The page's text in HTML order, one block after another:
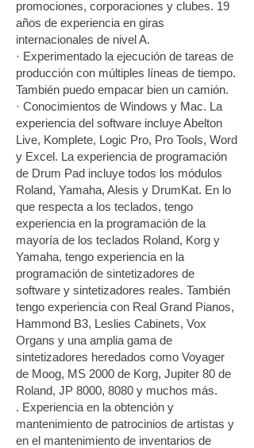
promociones, corporaciones y clubes. 19
años de experiencia en giras
internacionales de nivel A.
· Experimentado la ejecución de tareas de
producción con múltiples líneas de tiempo.
También puedo empacar bien un camión.
· Conocimientos de Windows y Mac. La
experiencia del software incluye Abelton
Live, Komplete, Logic Pro, Pro Tools, Word
y Excel. La experiencia de programación
de Drum Pad incluye todos los módulos
Roland, Yamaha, Alesis y DrumKat. En lo
que respecta a los teclados, tengo
experiencia en la programación de la
mayoría de los teclados Roland, Korg y
Yamaha, tengo experiencia en la
programación de sintetizadores de
software y sintetizadores reales. También
tengo experiencia con Real Grand Pianos,
Hammond B3, Leslies Cabinets, Vox
Organs y una amplia gama de
sintetizadores heredados como Voyager
de Moog, MS 2000 de Korg, Jupiter 80 de
Roland, JP 8000, 8080 y muchos más.
. Experiencia en la obtención y
mantenimiento de patrocinios de artistas y
en el mantenimiento de inventarios de